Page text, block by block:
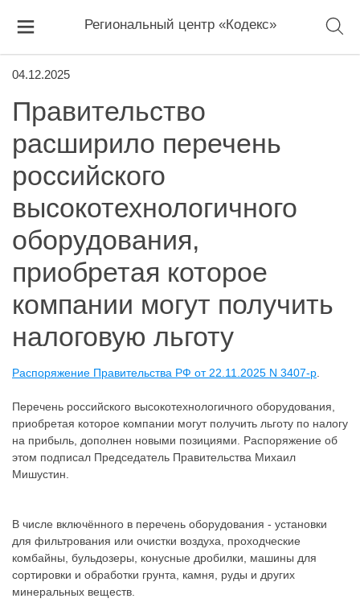
Региональный центр «Кодекс»
04.12.2025
Правительство
расширило перечень
российского
высокотехнологичного
оборудования,
приобретая которое
компании могут получить
налоговую льготу
Распоряжение Правительства РФ от 22.11.2025 N 3407-р
Перечень российского высокотехнологичного оборудования,
приобретая которое компании могут получить льготу по налогу
на прибыль, дополнен новыми позициями. Распоряжение об
этом подписал Председатель Правительства Михаил
Мишустин.
В числе включённого в перечень оборудования - установки
для фильтрования или очистки воздуха, проходческие
комбайны, бульдозеры, конусные дробилки, машины для
сортировки и обработки грунта, камня, руды и других
минеральных веществ.